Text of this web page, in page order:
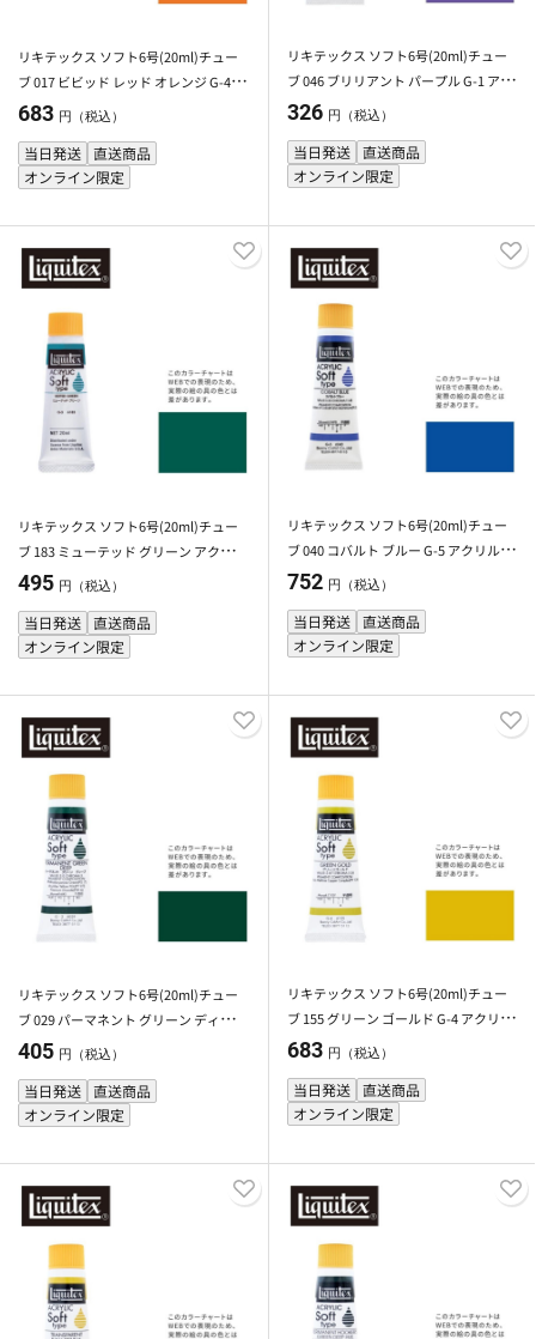
リキテックス ソフト6号(20ml)チュー
ブ 017 ビビッド レッド オレンジ G-4 ア
クリル絵具 Liquitex
683 円（税込）
当日発送 直送商品
オンライン限定
リキテックス ソフト6号(20ml)チュー
ブ 046 ブリリアント パープル G-1 アク
リル絵具 Liquitex
326 円（税込）
当日発送
直送商品
オンライン限定
リキテックス ソフト6号(20ml)チュー
ブ 183 ミューテッド グリーン アクリル
絵具 Liquitex
495 円（税込）
当日発送 直送商品
オンライン限定
リキテックス ソフト6号(20ml)チュー
ブ 040 コバルト ブルー G-5 アクリル絵
具 Liquitex
752 円（税込）
当日発送
直送商品
オンライン限定
リキテックス ソフト6号(20ml)チュー
ブ 029 パーマネント グリーン ディープ
G-2 アクリル絵具 Liquitex
405 円（税込）
当日発送 直送商品
オンライン限定
リキテックス ソフト6号(20ml)チュー
ブ 155 グリーン ゴールド G-4 アクリル
絵具 Liquitex
683 円（税込）
当日発送
直送商品
オンライン限定